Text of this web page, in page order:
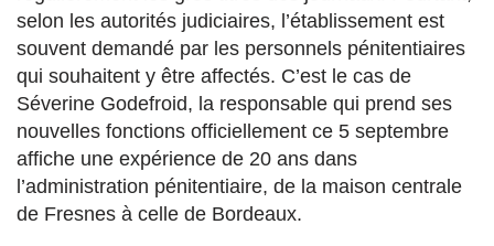
selon les autorités judiciaires, l’établissement est
souvent demandé par les personnels pénitentiaires
qui souhaitent y être affectés. C’est le cas de
Séverine Godefroid, la responsable qui prend ses
nouvelles fonctions officiellement ce 5 septembre
affiche une expérience de 20 ans dans
l’administration pénitentiaire, de la maison centrale
de Fresnes à celle de Bordeaux.